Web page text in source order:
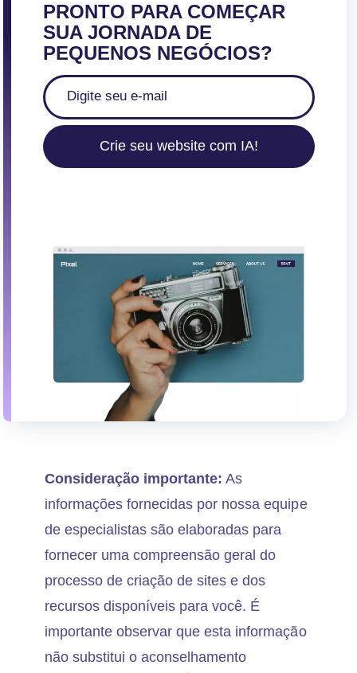
PRONTO PARA COMEÇAR
SUA JORNADA DE
PEQUENOS NEGÓCIOS?
Crie seu website com IA!
Consideração importante: As
informações fornecidas por nossa equipe
de especialistas são elaboradas para
fornecer uma compreensão geral do
processo de criação de sites e dos
recursos disponíveis para você. É
importante observar que esta informação
não substitui o aconselhamento